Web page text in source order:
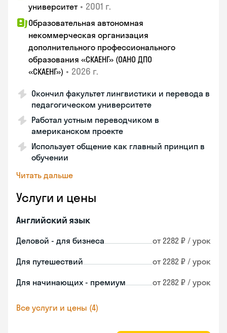
университет • 2001 г.
Образовательная автономная
некоммерческая организация
дополнительного профессионального
образования «СКАЕНГ» (ОАНО ДПО
«СКАЕНГ») • 2026 г.
Окончил факультет лингвистики и перевода в
педагогическом университете
Работал устным переводчиком в
американском проекте
Использует общение как главный принцип в
обучении
Читать дальше
Услуги и цены
Английский язык
Деловой - для бизнеса от 2282 ₽ / урок
Для путешествий от 2282 ₽ / урок
Для начинающих - премиум от 2282 ₽ / урок
Все услуги и цены (4)